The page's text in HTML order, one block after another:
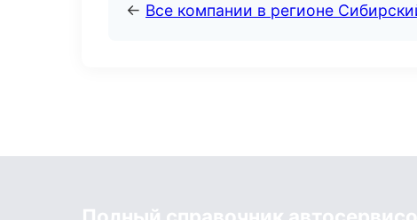
← Все компании в регионе